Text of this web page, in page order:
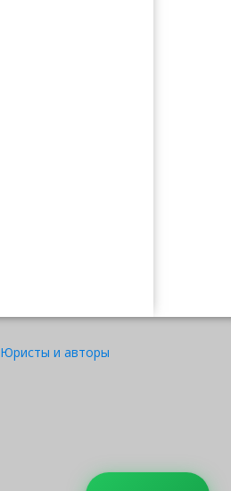
Юристы и авторы